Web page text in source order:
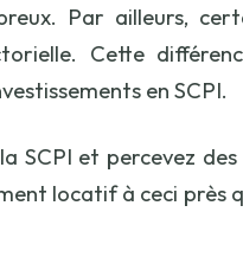
Par ailleurs,
Cette
en SCPI.
SCPI et percevez
locatif à ceci près